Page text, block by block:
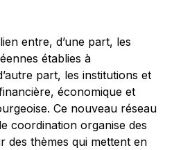
Marty
entre, d’une part, les
établies à
part, les institutions et
économique et
Ce nouveau réseau
coordination organise des
des thèmes qui mettent en